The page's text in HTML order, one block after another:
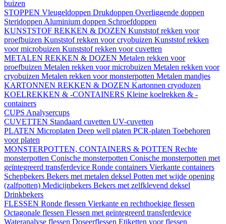
buizen
STOPPEN Vleugeldoppen Drukdoppen Overliggende doppen
Steridoppen Aluminium doppen Schroefdoppen
KUNSTSTOF REKKEN & DOZEN Kunststof rekken voor
proefbuizen Kunststof rekken voor cryobuizen Kunststof rekken
voor microbuizen Kunststof rekken voor cuvetten
METALEN REKKEN & DOZEN Metalen rekken voor
proefbuizen Metalen rekken voor microbuizen Metalen rekken voor
cryobuizen Metalen rekken voor monsterpotten Metalen mandjes
KARTONNEN REKKEN & DOZEN Kartonnen cryodozen
KOELREKKEN & -CONTAINERS Kleine koelrekken & -
containers
CUPS Analysercups
CUVETTEN Standaard cuvetten UV-cuvetten
PLATEN Microplaten Deep well platen PCR-platen Toebehoren
voor platen
MONSTERPOTTEN, CONTAINERS & POTTEN Rechte
monsterpotten Conische monsterpotten Conische monsterpotten met
geïntegreerd transferdevice Ronde containers Vierkante containers
Schepbekers Bekers met metalen deksel Potten met wijde opening
(zalfpotten) Medicijnbekers Bekers met zelfklevend deksel
Drinkbekers
FLESSEN Ronde flessen Vierkante en rechthoekige flessen
Octagonale flessen Flessen met geïntegreerd transferdevice
Wateranalyse flessen Doseerflessen Etiketten voor flessen